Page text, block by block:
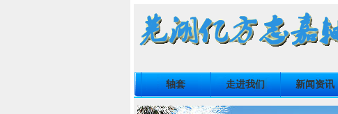
轴套 走进我们 新闻资讯